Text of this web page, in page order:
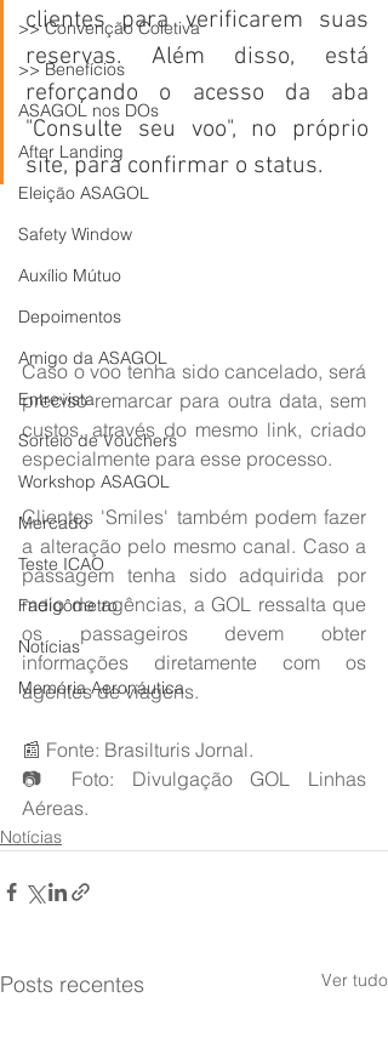
>> Convenção Coletiva
>> Benefícios
ASAGOL nos DOs
After Landing
Eleição ASAGOL
Safety Window
Auxílio Mútuo
Depoimentos
Amigo da ASAGOL
Entrevista
Sorteio de Vouchers
Workshop ASAGOL
Mercado
Teste ICAO
Fadigômetro
Notícias
Memória Aeronáutica
clientes para verificarem suas
reservas. Além disso, está
reforçando o acesso da aba
"Consulte seu voo", no próprio
site, para confirmar o status.
Caso o voo tenha sido cancelado, será
preciso remarcar para outra data, sem
custos, através do mesmo link, criado
especialmente para esse processo.
Clientes 'Smiles' também podem fazer
a alteração pelo mesmo canal. Caso a
passagem tenha sido adquirida por
meio de agências, a GOL ressalta que
os passageiros devem obter
informações diretamente com os
agentes de viagens.
📰 Fonte: Brasilturis Jornal.
📷 Foto: Divulgação GOL Linhas
Aéreas.
Notícias
Posts recentes Ver tudo